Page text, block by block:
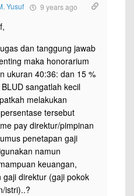
Yusuf 9 years ago
dan tanggung jawab
maka honorarium
ukuran 40:36: dan 15 %
sangatlah kecil
melakukan
tersebut
pay direktur/pimpinan
penetapan gaji
namun
keuangan,
direktur (gaji pokok
istri)..?